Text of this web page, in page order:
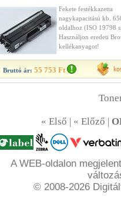
Fekete festékkazetta
nagykapacitású kb.
oldalhoz (ISO 19798
Használjon eredeti
kellékanyagot!
Bruttó ár: 55 753 Ft
« Első | « Előző |
A WEB-oldalon
© 2008-2026